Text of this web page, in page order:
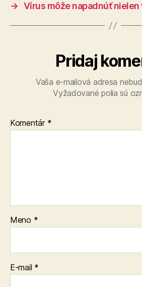
→ Vírus môže napadnúť nielen
Pridaj
Vaša e-mailová adresa
Vyžadované polia sú
Komentár *
Meno *
E-mail *